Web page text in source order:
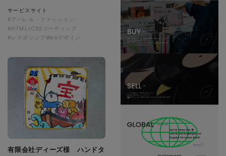
サービスサイト
#アパレル・ファッション
#HTML/CSSコーディング
#レスポンシブWebデザイン
有限会社ディーズ様 ハンドタ